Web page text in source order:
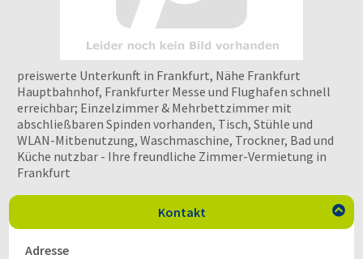
preiswerte Unterkunft in Frankfurt, Nähe Frankfurt
Hauptbahnhof, Frankfurter Messe und Flughafen schnell
erreichbar; Einzelzimmer & Mehrbettzimmer mit
abschließbaren Spinden vorhanden, Tisch, Stühle und
WLAN-Mitbenutzung, Waschmaschine, Trockner, Bad und
Küche nutzbar - Ihre freundliche Zimmer-Vermietung in
Frankfurt
Kontakt 
Adresse